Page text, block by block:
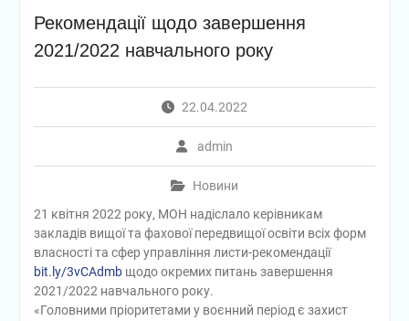
Рекомендації щодо завершення
2021/2022 навчального року
22.04.2022
admin
Новини
21 квітня 2022 року, МОН надіслало керівникам
закладів вищої та фахової передвищої освіти всіх форм
власності та сфер управління листи-рекомендації
bit.ly/3vCAdmbщодо окремих питань завершення
2021/2022 навчального року.
«Головними пріоритетами у воєнний період є захист